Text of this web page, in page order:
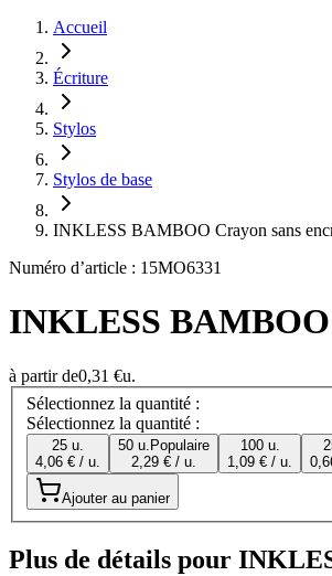
Accueil
Écriture
Stylos
Stylos de base
INKLESS BAMBOO Crayon sans
Numéro d’article : 15MO6331
INKLESS BAMBOO
à partir de0,31 €u.
Sélectionnez la quantité :
Sélectionnez la quantité :
25 u.
4,06 € / u.
50 u. Populaire
2,29 € / u.
100 u.
1,09 € / u.
Ajouter au panier
Plus de détails pour